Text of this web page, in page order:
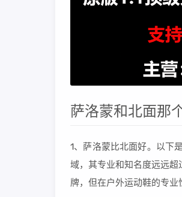
萨洛蒙和北面那
1、萨洛蒙比北面好。以下
域，其专业和知名度远远
牌，但在户外运动鞋的专业